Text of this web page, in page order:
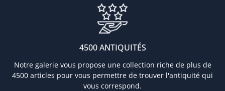
4500 ANTIQUITÉS
Notre galerie vous propose une collection riche de plus de
4500 articles pour vous permettre de trouver l'antiquité qui
vous correspond.